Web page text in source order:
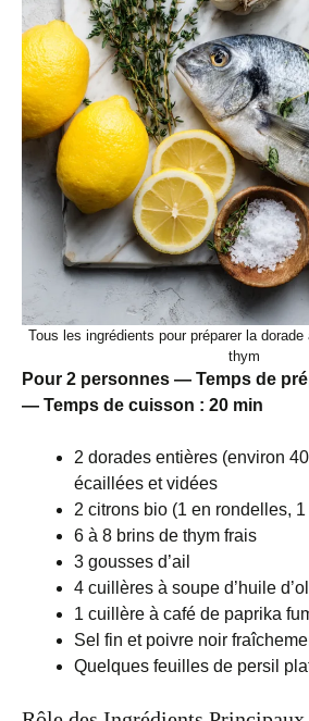
Tous les ingrédients pour préparer la
thym
Pour 2 personnes — Temps de
— Temps de cuisson : 20 min
2 dorades entières (environ
écaillées et vidées
2 citrons bio (1 en rondelles,
6 à 8 brins de thym frais
3 gousses d’ail
4 cuillères à soupe d’huile
1 cuillère à café de paprika
Sel fin et poivre noir
Quelques feuilles de persil